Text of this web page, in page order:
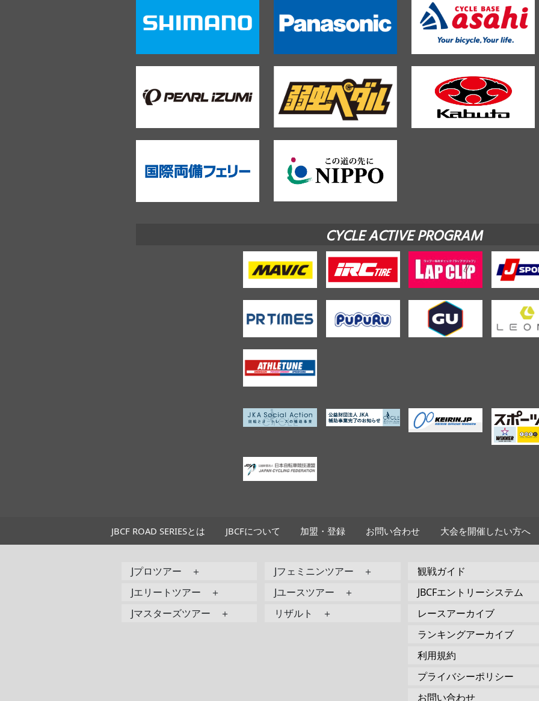
CYCLE ACTIVE PROGRAM
JBCF ROAD SERIESとは JBCFについて 加盟・登録 お問い合わせ 大会を開催したい方へ
Jプロツアー ＋
Jエリートツアー ＋
Jマスターズツアー ＋
Jフェミニンツアー ＋
Jユースツアー ＋
リザルト ＋
観戦ガイド
JBCFエントリーシステム
レースアーカイブ
ランキングアーカイブ
利用規約
プライバシーポリシー
お問い合わせ